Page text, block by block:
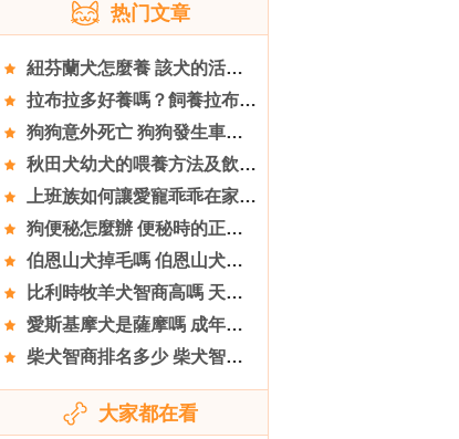
热门文章
紐芬蘭犬怎麼養 該犬的活動量是比較大
拉布拉多好養嗎？飼養拉布拉多的誤區
狗狗意外死亡 狗狗發生車禍處理的方法
秋田犬幼犬的喂養方法及飲食上需注意的事項有哪些？
上班族如何讓愛寵乖乖在家的8大方法
狗便秘怎麼辦 便秘時的正確飲食觀
伯恩山犬掉毛嗎 伯恩山犬掉毛處理方法
比利時牧羊犬智商高嗎 天生就很聰明的狗狗
愛斯基摩犬是薩摩嗎 成年之後更好區分
柴犬智商排名多少 柴犬智商排名在79名以外
大家都在看